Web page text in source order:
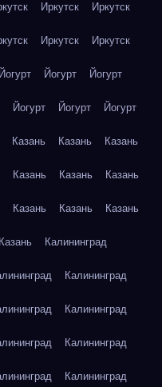
Иркутск Иркутск
Иркутск Иркутск
Йогурт Йогурт Йогурт
Йогурт Йогурт Йогурт
Казань Казань Казань
Казань Казань Казань
Казань Казань Казань
Казань Калининград
Калининград
Калининград
Калининград
Калининград